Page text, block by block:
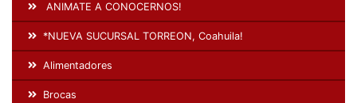
ANIMATE A CONOCERNOS!
*NUEVA SUCURSAL TORREON, Coahuila!
Alimentadores
Brocas